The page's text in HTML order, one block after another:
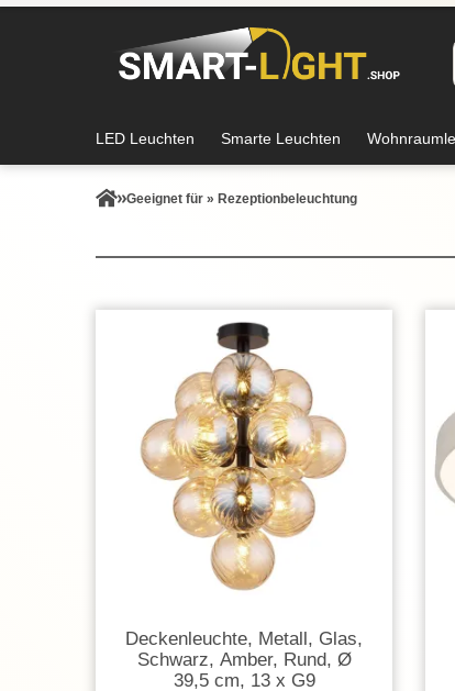
LED Leuchten Smarte Leuchten
Geeignet für » Rezeptionbeleuchtung
Deckenleuchte, Metall, Glas,
Schwarz, Amber, Rund, Ø
39,5 cm, 13 x G9